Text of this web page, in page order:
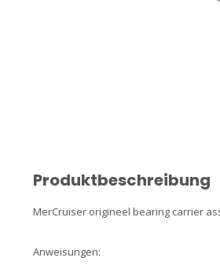
Produktbeschreibung
MerCruiser origineel bearing carrier
Anweisungen: